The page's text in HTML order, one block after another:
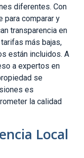
diferentes. Con
para comparar y
transparencia en
más bajas,
están incluidos. A
a expertos en
se
es
la calidad
Local